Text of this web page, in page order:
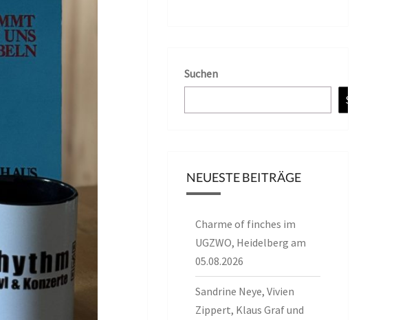
Suchen
Suchen
NEUESTE BEITRÄGE
Charme of finches im
UGZWO, Heidelberg am
05.08.2026
Sandrine Neye, Vivien
Zippert, Klaus Graf und